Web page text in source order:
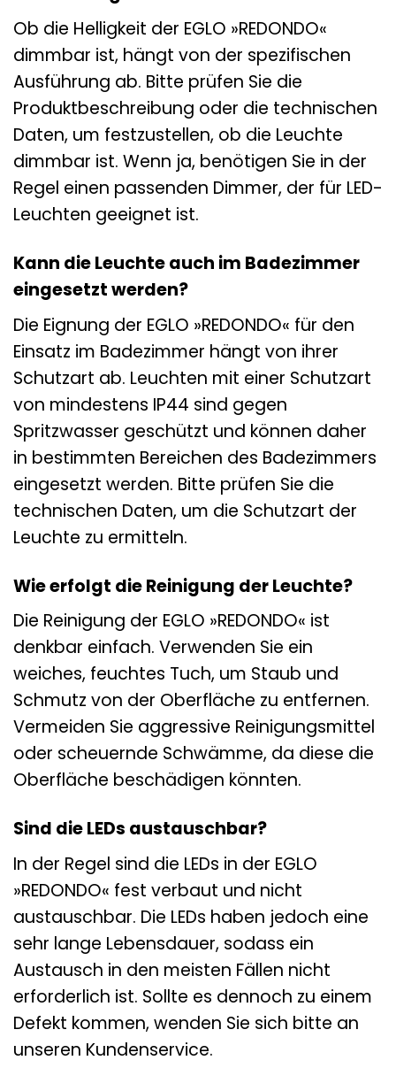
Ob die Helligkeit der EGLO »REDONDO«
dimmbar ist, hängt von der spezifischen
Ausführung ab. Bitte prüfen Sie die
Produktbeschreibung oder die technischen
Daten, um festzustellen, ob die Leuchte
dimmbar ist. Wenn ja, benötigen Sie in der
Regel einen passenden Dimmer, der für LED-
Leuchten geeignet ist.
Kann die Leuchte auch im Badezimmer
eingesetzt werden?
Die Eignung der EGLO »REDONDO« für den
Einsatz im Badezimmer hängt von ihrer
Schutzart ab. Leuchten mit einer Schutzart
von mindestens IP44 sind gegen
Spritzwasser geschützt und können daher
in bestimmten Bereichen des Badezimmers
eingesetzt werden. Bitte prüfen Sie die
technischen Daten, um die Schutzart der
Leuchte zu ermitteln.
Wie erfolgt die Reinigung der Leuchte?
Die Reinigung der EGLO »REDONDO« ist
denkbar einfach. Verwenden Sie ein
weiches, feuchtes Tuch, um Staub und
Schmutz von der Oberfläche zu entfernen.
Vermeiden Sie aggressive Reinigungsmittel
oder scheuernde Schwämme, da diese die
Oberfläche beschädigen könnten.
Sind die LEDs austauschbar?
In der Regel sind die LEDs in der EGLO
»REDONDO« fest verbaut und nicht
austauschbar. Die LEDs haben jedoch eine
sehr lange Lebensdauer, sodass ein
Austausch in den meisten Fällen nicht
erforderlich ist. Sollte es dennoch zu einem
Defekt kommen, wenden Sie sich bitte an
unseren Kundenservice.